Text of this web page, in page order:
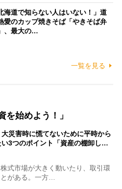
海道で知らない人はいない！」道
愛のカップ焼きそば「やきそば弁
、最大の…
一覧を見る
を始めよう！」
大災害時に慌てないために平時から
い3つのポイント「資産の棚卸し…
式市場が大きく動いたり、取引環
がある。一方…